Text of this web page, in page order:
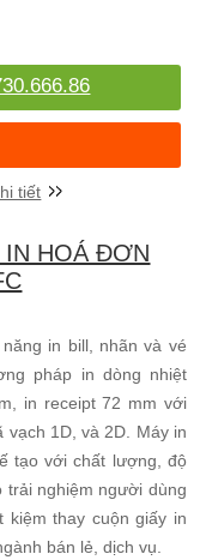
tiết
IN HOÁ ĐƠN
in bill, nhãn và vé
pháp in dòng nhiệt
in receipt 72 mm với
1D, và 2D. Máy in
tạo với chất lượng, độ
trải nghiệm người dùng
thay cuộn giấy in
bán lẻ, dịch vụ.